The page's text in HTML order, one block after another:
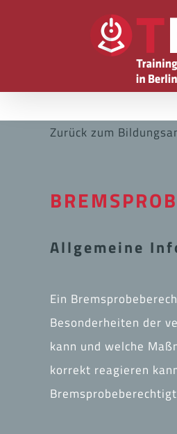
Zurück zum
Allgemeine
Ein
Besonderheiten der
kann und welche
korrekt reagieren